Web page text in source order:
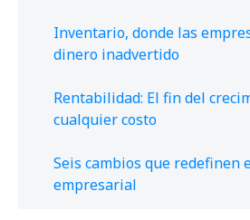
Inventario, donde las
dinero inadvertido
Rentabilidad: El fin del
cualquier costo
Seis cambios que redefinen
empresarial